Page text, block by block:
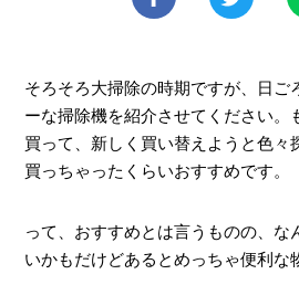
そろそろ大掃除の時期ですが、日ご
ーな掃除機を紹介させてください。
買って、新しく買い替えようと色々
買っちゃったくらいおすすめです。
って、おすすめとは言うものの、な
いかもだけどあるとめっちゃ便利な